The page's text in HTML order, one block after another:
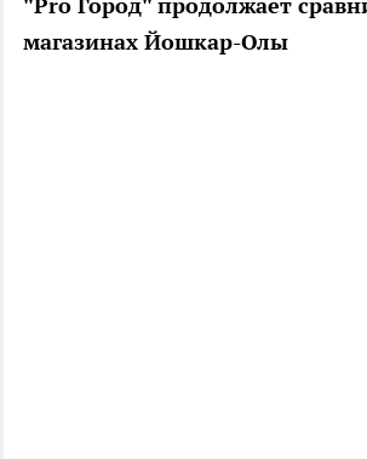
"Pro Город" продолжает
магазинах Йошкар-Олы